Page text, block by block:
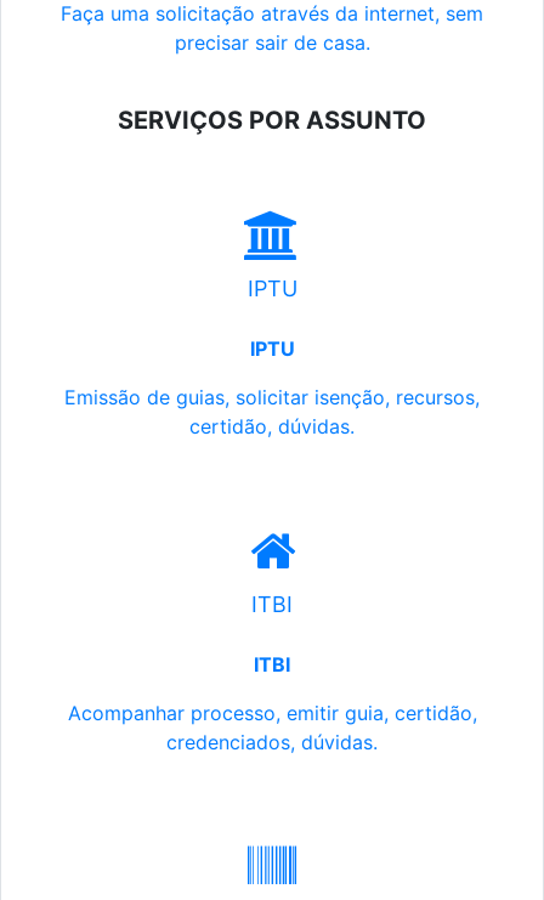
Faça uma solicitação através da internet, sem
precisar sair de casa.
SERVIÇOS POR ASSUNTO
IPTU
IPTU
Emissão de guias, solicitar isenção, recursos,
certidão, dúvidas.
ITBI
ITBI
Acompanhar processo, emitir guia, certidão,
credenciados, dúvidas.